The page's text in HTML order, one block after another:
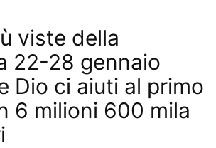
viste della
22-28 gennaio
Dio ci aiuti al primo
6 milioni 600 mila